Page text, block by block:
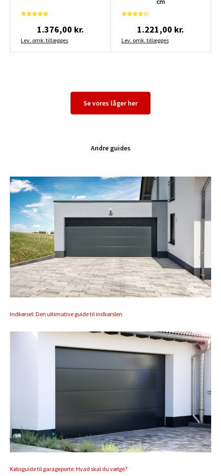
1.376,00 kr.
Lev. omk. tillægges
cm
1.221,00 kr.
Lev. omk. tillægges
Se vores låger her
Andre guides
Indkørsel: Den ultimative guide til indkørslen
Købsguide til garageporte: Hvad skal du vælge?